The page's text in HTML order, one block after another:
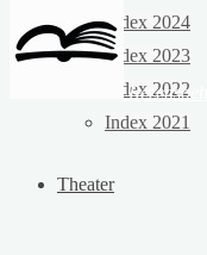
Index 2024
Index 2023
Index 2022
Index 2021
Theater